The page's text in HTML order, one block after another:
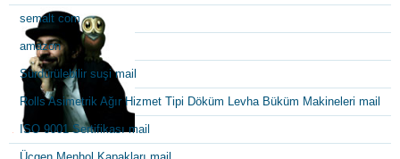
semalt com
amazon
Sürdürülebilir suşi mail
Rolls Asimetrik Ağır Hizmet Tipi Döküm Levha Büküm Makineleri mail
ISO 9001 Sertifikası mail